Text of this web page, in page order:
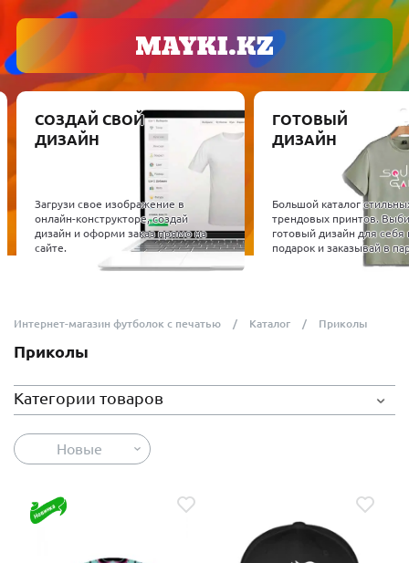
СОЗДАЙ СВОЙ
ДИЗАЙН
Загрузи свое изображение в
онлайн-конструкторе, создай
дизайн и оформи заказ прямо на
сайте.
ГОТОВЫЙ
ДИЗАЙН
Большой каталог
трендовых принтов.
готовый дизайн для себя
подарок и заказывай в
Интернет-магазин футболок с печатью Каталог Приколы
Приколы
Категории товаров
Новые